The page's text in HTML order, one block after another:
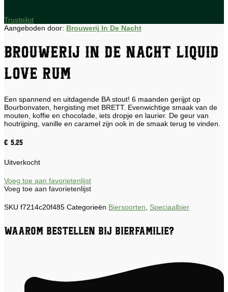
Trustpilot
Aangeboden door: Brouwerij In De Nacht
Brouwerij In De Nacht Liquid
Love Rum
Een spannend en uitdagende BA stout! 6 maanden gerijpt op
Bourbonvaten, hergisting met BRETT. Evenwichtige smaak van de
mouten, koffie en chocolade, iets dropje en laurier. De geur van
houtrijping, vanille en caramel zijn ook in de smaak terug te vinden.
€ 5,25
Uitverkocht
Voeg toe aan favorietenlijst
Voeg toe aan favorietenlijst
SKU f7214c20f485 Categorieën Biersoorten Speciaalbier
Waarom bestellen bij Bierfamilie?